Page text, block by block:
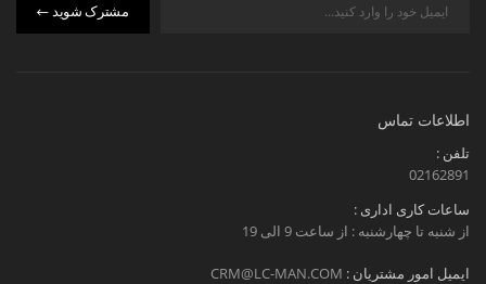
مشترک شوید
اطلاعات تماس
تلفن :
02162891
ساعات کاری اداری :
از شنبه تا چهارشنبه : از ساعت 9 الی 19
ایمیل امور مشتریان : CRM@LC-MAN.COM